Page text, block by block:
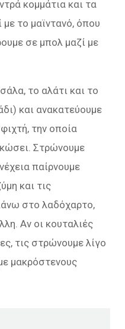
κομμάτια και τα
το μαϊντανό, όπου
σε μπολ μαζί με
το αλάτι και το
και ανακατεύουμε
την οποία
Στρώνουμε
παίρνουμε
και τις
στο λαδόχαρτο,
Αν οι κουταλιές
τις στρώνουμε λίγο
μακρόστενους